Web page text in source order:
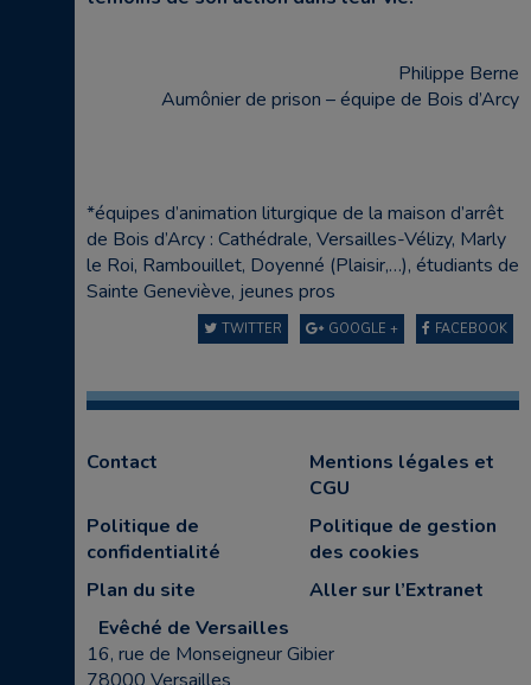
Philippe Berne
Aumônier de prison – équipe de Bois d’Arcy
*équipes d’animation liturgique de la maison d’arrêt
de Bois d’Arcy : Cathédrale, Versailles-Vélizy, Marly
le Roi, Rambouillet, Doyenné (Plaisir,…), étudiants de
Sainte Geneviève, jeunes pros
FACEBOOK
GOOGLE +
TWITTER
Contact
Mentions légales et
CGU
Politique de
confidentialité
Politique de gestion
des cookies
Plan du site
Aller sur l’Extranet
Evêché de Versailles
16, rue de Monseigneur Gibier